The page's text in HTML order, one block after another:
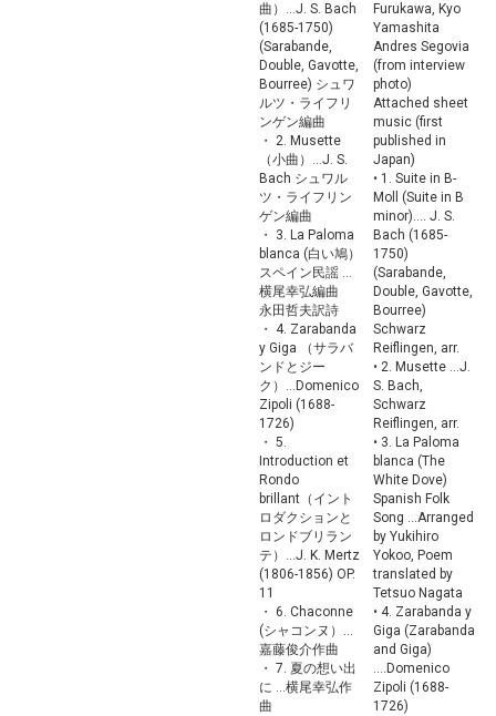
曲）...J. S. Bach
(1685-1750)
(Sarabande,
Double, Gavotte,
Bourree) シュワ
ルツ・ライフリ
ンゲン編曲
・ 2. Musette
（小曲）...J. S.
Bach シュワル
ツ・ライフリン
ゲン編曲
・ 3. La Paloma
blanca (白い鳩）
スペイン民謡 ...
横尾幸弘編曲
永田哲夫訳詩
・ 4. Zarabanda
y Giga （サラバ
ンドとジー
ク）...Domenico
Zipoli (1688-
1726)
・ 5.
Introduction et
Rondo
brillant（イント
ロダクションと
ロンドブリラン
テ）...J. K. Mertz
(1806-1856) OP.
11
・ 6. Chaconne
(シャコンヌ）...
嘉藤俊介作曲
・ 7. 夏の想い出
に ...横尾幸弘作
曲
Furukawa, Kyo
Yamashita
Andres Segovia
(from interview
photo)
Attached sheet
music (first
published in
Japan)
• 1. Suite in B-
Moll (Suite in B
minor).... J. S.
Bach (1685-
1750)
(Sarabande,
Double, Gavotte,
Bourree)
Schwarz
Reiflingen, arr.
• 2. Musette ...J.
S. Bach,
Schwarz
Reiflingen, arr.
• 3. La Paloma
blanca (The
White Dove)
Spanish Folk
Song ...Arranged
by Yukihiro
Yokoo, Poem
translated by
Tetsuo Nagata
• 4. Zarabanda y
Giga (Zarabanda
and Giga)
....Domenico
Zipoli (1688-
1726)